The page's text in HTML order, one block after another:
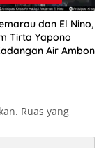
dan El Nino,
Tirta Yapono
Air Ambon
Ruas yang